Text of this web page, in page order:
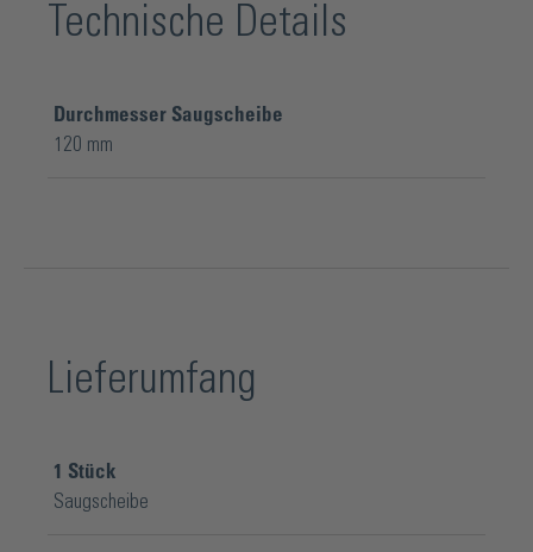
Technische Details
Durchmesser Saugscheibe
120 mm
Lieferumfang
1 Stück
Saugscheibe